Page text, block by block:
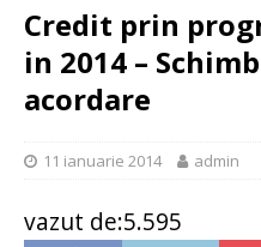
Credit prin
in 2014 –
acordare
11 ianuarie 2014 admin
vazut de:5.595